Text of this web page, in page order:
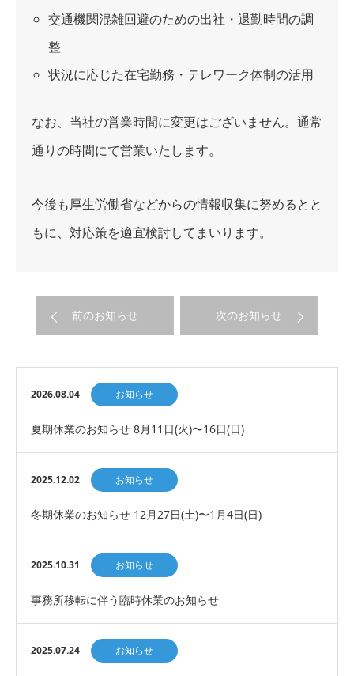
交通機関混雑回避のための出社・退勤時間の調
整
状況に応じた在宅勤務・テレワーク体制の活用
なお、当社の営業時間に変更はございません。通常
通りの時間にて営業いたします。
今後も厚生労働省などからの情報収集に努めるとと
もに、対応策を適宜検討してまいります。
前のお知らせ 次のお知らせ
2026.08.04 お知らせ
夏期休業のお知らせ 8月11日(火)〜16日(日)
2025.12.02 お知らせ
冬期休業のお知らせ 12月27日(土)〜1月4日(日)
2025.10.31 お知らせ
事務所移転に伴う臨時休業のお知らせ
2025.07.24 お知らせ